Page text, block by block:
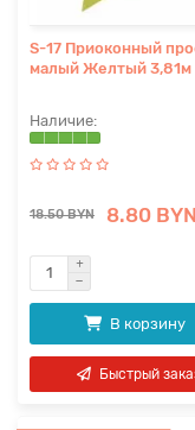
S-17 Приоконный
малый Желтый 3,81м
18.50 BYN 8.80 BYN
В корзину
Быстрый